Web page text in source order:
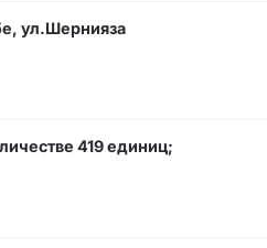
ул.Шернияза
419 единиц;